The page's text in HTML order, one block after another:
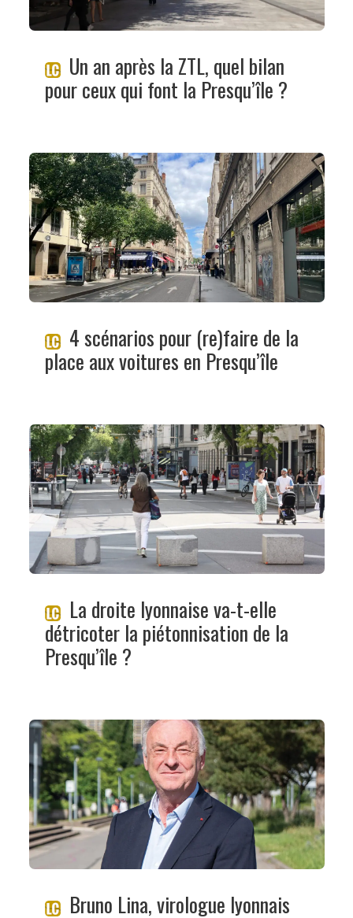
Un an après la ZTL, quel bilan
pour ceux qui font la Presqu’île ?
4 scénarios pour (re)faire de la
place aux voitures en Presqu’île
La droite lyonnaise va-t-elle
détricoter la piétonnisation de la
Presqu’île ?
Bruno Lina, virologue lyonnais